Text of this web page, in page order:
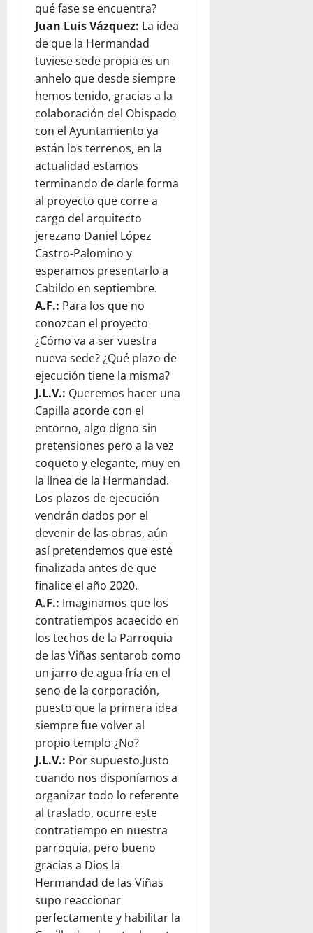
qué fase se encuentra?
Juan Luis Vázquez: La idea
de que la Hermandad
tuviese sede propia es un
anhelo que desde siempre
hemos tenido, gracias a la
colaboración del Obispado
con el Ayuntamiento ya
están los terrenos, en la
actualidad estamos
terminando de darle forma
al proyecto que corre a
cargo del arquitecto
jerezano Daniel López
Castro-Palomino y
esperamos presentarlo a
Cabildo en septiembre.
A.F.: Para los que no
conozcan el proyecto
¿Cómo va a ser vuestra
nueva sede? ¿Qué plazo de
ejecución tiene la misma?
J.L.V.: Queremos hacer una
Capilla acorde con el
entorno, algo digno sin
pretensiones pero a la vez
coqueto y elegante, muy en
la línea de la Hermandad.
Los plazos de ejecución
vendrán dados por el
devenir de las obras, aún
así pretendemos que esté
finalizada antes de que
finalice el año 2020.
A.F.: Imaginamos que los
contratiempos acaecido en
los techos de la Parroquia
de las Viñas sentarob como
un jarro de agua fría en el
seno de la corporación,
puesto que la primera idea
siempre fue volver al
propio templo ¿No?
J.L.V.: Por supuesto.Justo
cuando nos disponíamos a
organizar todo lo referente
al traslado, ocurre este
contratiempo en nuestra
parroquia, pero bueno
gracias a Dios la
Hermandad de las Viñas
supo reaccionar
perfectamente y habilitar la